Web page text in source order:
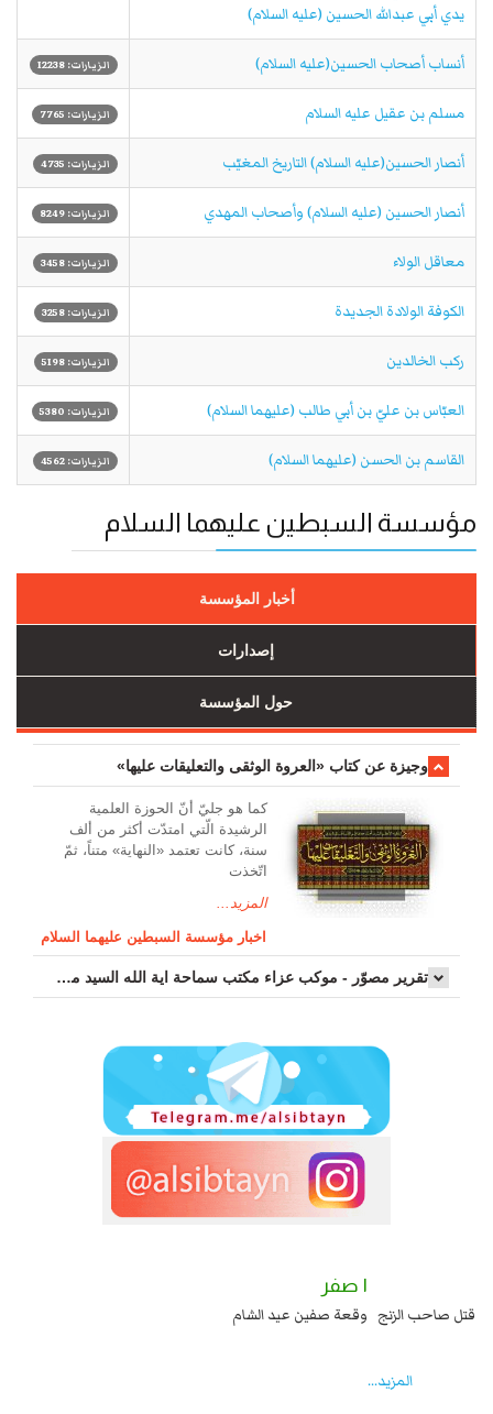
يدي أبي عبدالله الحسين (عليه السلام)
أنساب أصحاب الحسين(عليه السلام) الزيارات: 12238
مسلم بن عقيل عليه السلام الزيارات: 7765
أنصار الحسين(عليه السلام) التاريخ المغيّب الزيارات: 4735
أنصار الحسين (عليه السلام) وأصحاب المهدي الزيارات: 8249
معاقل الولاء الزيارات: 3458
الكوفة الولادة الجديدة الزيارات: 3258
ركب الخالدين الزيارات: 5198
العبّاس بن عليّ بن أبي طالب (عليهما السلام) الزيارات: 5380
القاسم بن الحسن (عليهما السلام) الزيارات: 4562
مؤسسة السبطين عليهما السلام
أخبار المؤسسة
إصدارات
حول المؤسسة
وجیزة عن کتاب «العروة الوثقی والتعلیقات علیها»
کما هو جليّ أنّ الحوزة العلمیة
الرشیدة الّتي امتدّت أكثر من ألف
سنة، كانت تعتمد «النهاية» متناً، ثمّ
اتّخذت
المزيد...
اخبار مؤسسة السبطين عليهما السلام
تقرير مصوّر - موكب عزاء مکتب سماحة اية الله السيد مرتضى الموسوي الاصفهاني في يوم إستشهاد السيدة فاطم...
السبايا عند يزيد شهادة زيد بن علي بن الحسين عليهما السلام قتل صاحب الزنج